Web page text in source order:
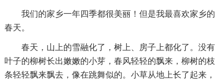
我们的家乡一年四季都很美丽！但是我最喜欢家乡的
春天。
春天，山上的雪融化了，树上、房子上都化了。没有
叶子的柳树长出嫩嫩的小芽，春风轻轻的飘来，柳树的枝
条轻轻飘来飘去，像在跳舞似的。小草从地上长了起来，